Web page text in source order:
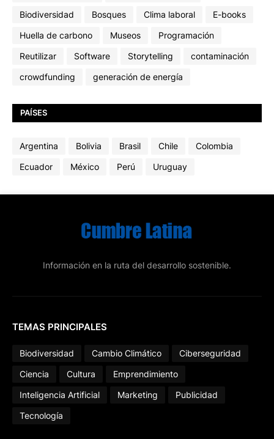
Biodiversidad
Bosques Clima laboral
E-books
Huella de carbono
Museos
Programación
Reutilizar
Software Storytelling
contaminación
crowdfunding
generación de energía
PAÍSES
Argentina Bolivia Brasil Chile
Colombia
Ecuador
México Perú Uruguay
Información en la ruta del desarrollo sostenible.
TEMAS PRINCIPALES
Biodiversidad Cambio Climático
Ciberseguridad
Ciencia
Cultura
Emprendimiento
Inteligencia Artificial
Marketing
Publicidad
Tecnología